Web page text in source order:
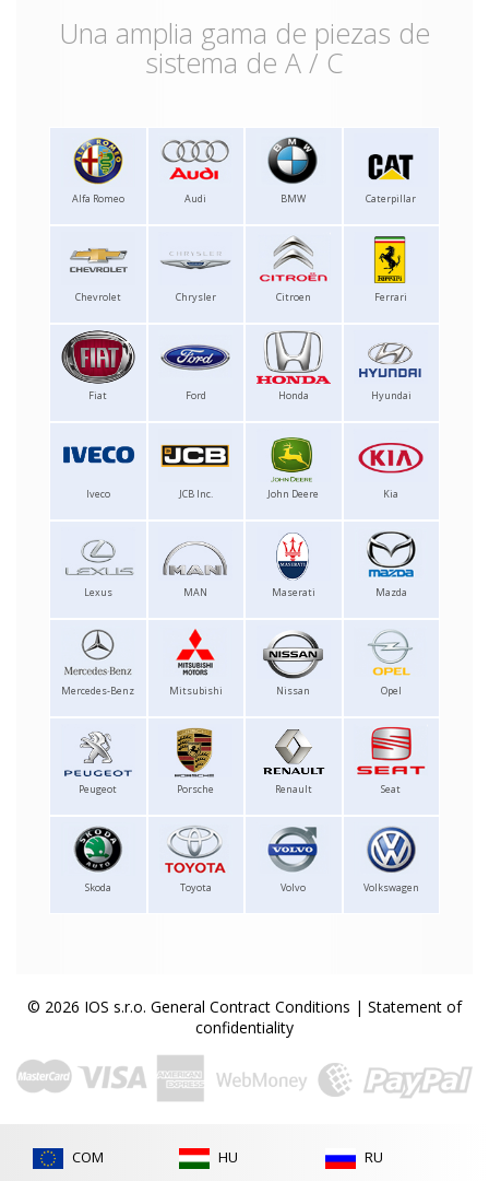
Una amplia gama de piezas de
sistema de A / C
Alfa Romeo Audi BMW Caterpillar
Chevrolet Chrysler Citroen Ferrari
Fiat Ford Honda Hyundai
Iveco JCB Inc. John Deere Kia
Lexus MAN Maserati Mazda
Mercedes-Benz Mitsubishi Nissan Opel
Peugeot Porsche Renault Seat
Skoda Toyota Volvo Volkswagen
© 2026 IOS s.r.o. General Contract Conditions | Statement of
confidentiality
COM HU RU